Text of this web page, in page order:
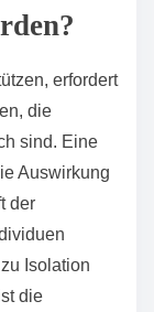
erfordert
die
sind. Eine
Auswirkung
der
Isolation
die